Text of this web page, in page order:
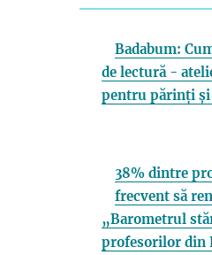
Badabum:
de lectură -
pentru părinți
38% dintre
frecvent să
„Barometrul
profesorilor din